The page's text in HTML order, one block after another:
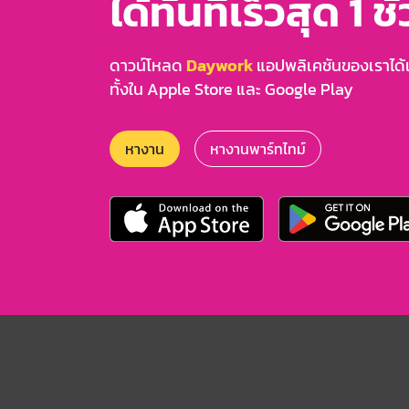
ดาวน์โหลด Dayworkแอปพลิเคชันของเราไ
ทั้งใน Apple Store และ Google Play
หางาน หางานพาร์ทไทม์